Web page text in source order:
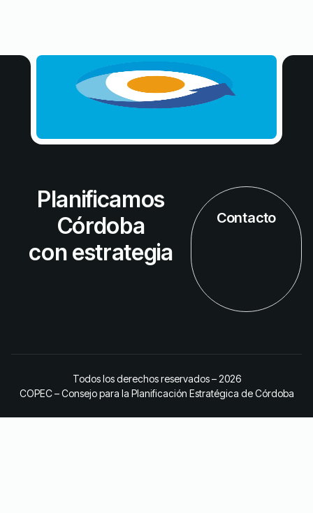
Planificamos
Córdoba
con estrategia
Contacto
Todos los derechos reservados – 2026
COPEC – Consejo para la Planificación Estratégica de Córdoba